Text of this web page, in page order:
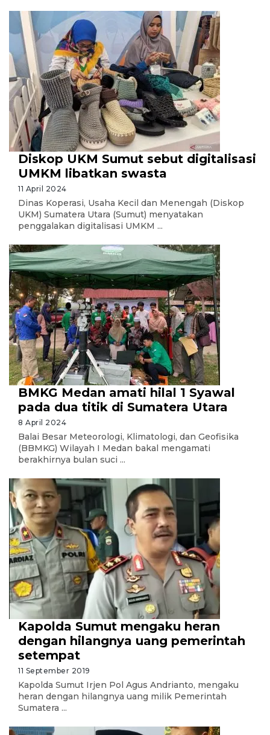
Diskop UKM Sumut sebut digitalisasi
UMKM libatkan swasta
11 April 2024
Dinas Koperasi, Usaha Kecil dan Menengah (Diskop
UKM) Sumatera Utara (Sumut) menyatakan
penggalakan digitalisasi UMKM ...
BMKG Medan amati hilal 1 Syawal
pada dua titik di Sumatera Utara
8 April 2024
Balai Besar Meteorologi, Klimatologi, dan Geofisika
(BBMKG) Wilayah I Medan bakal mengamati
berakhirnya bulan suci ...
Kapolda Sumut mengaku heran
dengan hilangnya uang pemerintah
setempat
11 September 2019
Kapolda Sumut Irjen Pol Agus Andrianto, mengaku
heran dengan hilangnya uang milik Pemerintah
Sumatera ...